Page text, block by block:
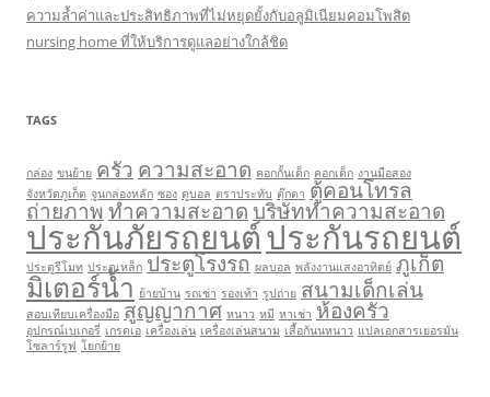
ความล้ำค่าและประสิทธิภาพที่ไม่หยุดยั้งกับอลูมิเนียมคอมโพสิต
nursing home ที่ให้บริการดูแลอย่างใกล้ชิด
TAGS
กล่อง ขนย้าย ครัว ความสะอาด คอกกั้นเด็ก คอกเด็ก งานมือสอง
จังหวัดภูเก็ต จูนกล่องหลัก ซอง ดูบอล ตราประทับ ตุ๊กตา ตู้คอนโทรล
ถ่ายภาพทำความสะอาดบริษัททำความสะอาด
ประกันภัยรถยนต์ประกันรถยนต์
ประตูรีโมท ประตูเหล็ก ประตูโรงรถ ผลบอล พลังงานแสงอาทิตย์ ภูเก็ต
มิเตอร์น้ำ ย้ายบ้าน รถเช่า รองเท้า รูปถ่าย สนามเด็กเล่น
สอบเทียบเครื่องมือ สูญญากาศ หนาว หมี หาเช่า ห้องครัว
อุปกรณ์เบเกอรี่ เกรดเอ เครื่องเล่น เครื่องเล่นสนาม เสื้อกันนหนาว แปลเอกสารเยอรมัน
โซลาร์รูฟ โยกย้าย